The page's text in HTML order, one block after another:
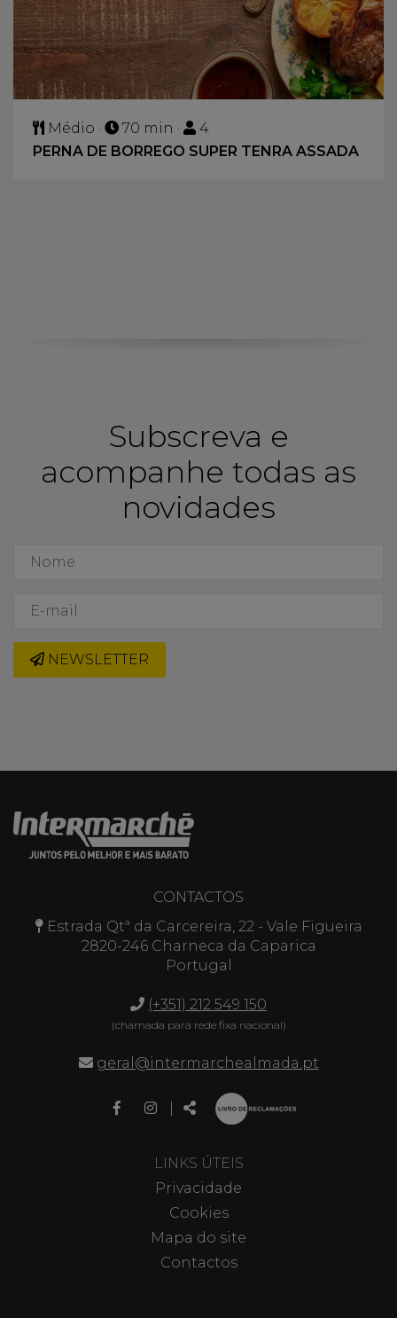
Médio · 70 min ·
4
PERNA DE BORREGO SUPER TENRA ASSADA
Subscreva e
acompanhe todas as
novidades
NEWSLETTER
CONTACTOS
Estrada Qtª da Carcereira, 22 - Vale Figueira
2820-246 Charneca da Caparica
Portugal
(+351) 212 549 150
(chamada para rede fixa nacional)
geral@intermarchealmada.pt
Link
página
Facebook
Link
para
página
de
Instagram
Partilhar
LINKS ÚTEIS
Privacidade
Cookies
Mapa do site
Contactos